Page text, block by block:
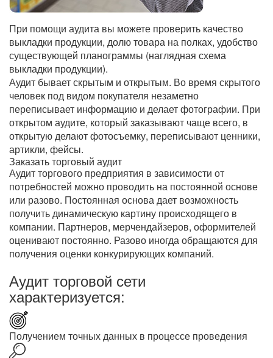
При помощи аудита вы можете проверить качество
выкладки продукции, долю товара на полках, удобство
существующей планограммы (наглядная схема
выкладки продукции).
Аудит бывает скрытым и открытым. Во время скрытого
человек под видом покупателя незаметно
переписывает информацию и делает фотографии. При
открытом аудите, который заказывают чаще всего, в
открытую делают фотосъемку, переписывают ценники,
артикли, фейсы.
Заказать торговый аудит
Аудит торгового предприятия в зависимости от
потребностей можно проводить на постоянной основе
или разово. Постоянная основа дает возможность
получить динамическую картину происходящего в
компании. Партнеров, мерчендайзеров, оформителей
оценивают постоянно. Разово иногда обращаются для
получения оценки конкурирующих компаний.
Аудит торговой сети
характеризуется:
Получением точных данных в процессе проведения